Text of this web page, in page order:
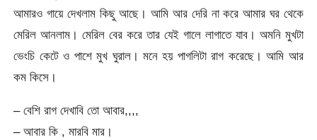
আমারও গায়ে দেখলাম কিছু আছে। আমি আর দেরি না করে আমার ঘর থেকে
মেরিল আনলাম। মেরিল বের করে তার যেই গালে লাগাতে যাব। অমনি মুখটা
ভেংচি কেটে ও পাশে মুখ ঘুরাল। মনে হয় পাগলিটা রাগ করেছে। আমি আর
কম কিসে।
– বেশি রাগ দেখাবি তো আবার,,,,
– আবার কি , মারবি মার।